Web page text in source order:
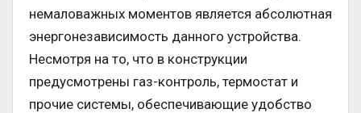
немаловажных моментов является абсолютная
энергонезависимость данного устройства.
Несмотря на то, что в конструкции
предусмотрены газ-контроль, термостат и
прочие системы, обеспечивающие удобство